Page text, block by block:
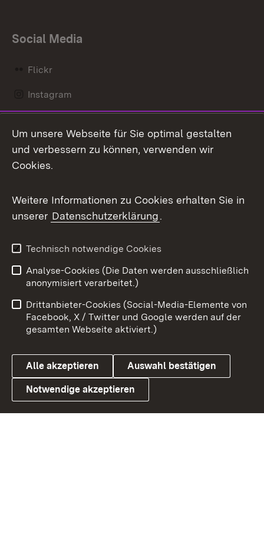
Social Media
Flickr
Instagram
Mastodon
Messenger
Social Wall
X / Twitter
Youtube
Link zum Landesportal
Benutzungshinweise
Barrierefreiheit
Datenschutz
Cookies
Um unsere Webseite für Sie optimal gestalten
und verbessern zu können, verwenden wir
Cookies.
Weitere Informationen zu Cookies erhalten Sie in
unserer Datenschutzerklärung.
Technisch notwendige Cookies
Analyse-Cookies (Die Daten werden ausschließlich
anonymisiert verarbeitet.)
Drittanbieter-Cookies (Social-Media-Elemente von
Facebook, X / Twitter und Google werden auf der
gesamten Webseite aktiviert.)
Alle akzeptieren Auswahl bestätigen
Notwendige akzeptieren